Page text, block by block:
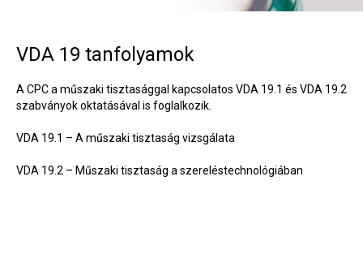
VDA 19 tanfolyamok
A CPC a műszaki tisztasággal kapcsolatos VDA 19.1 és VDA 19.2
szabványok oktatásával is foglalkozik.
VDA 19.1 – A műszaki tisztaság vizsgálata
VDA 19.2 – Műszaki tisztaság a szereléstechnológiában